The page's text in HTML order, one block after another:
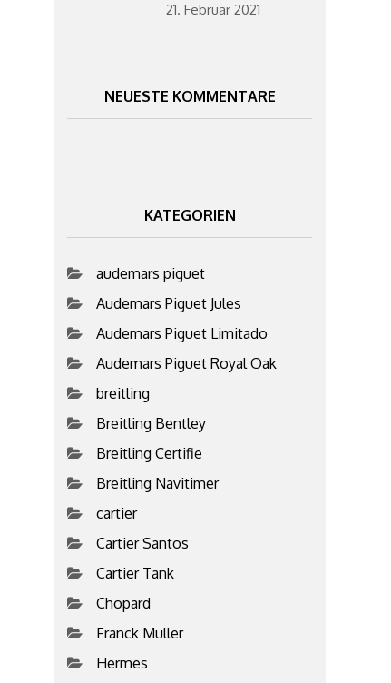
21. Februar 2021
NEUESTE KOMMENTARE
KATEGORIEN
audemars piguet
Audemars Piguet Jules
Audemars Piguet Limitado
Audemars Piguet Royal Oak
breitling
Breitling Bentley
Breitling Certifie
Breitling Navitimer
cartier
Cartier Santos
Cartier Tank
Chopard
Franck Muller
Hermes